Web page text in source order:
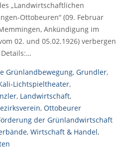
„Landwirtschaftlichen
Ottobeuren“ (09. Februar
Ankündigung im
02. und 05.02.1926) verbergen
Grünlandbewegung, Grundler,
Lichtspieltheater,
, Landwirtschaft,
, Ottobeurer
der Grünlandwirtschaft
, Wirtschaft & Handel,